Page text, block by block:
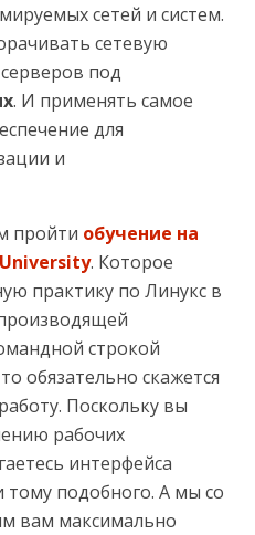
сетей и систем.
сетевую
под
. И применять самое
для
и
пройти обучение на
. Которое
практику по Линукс в
строкой
обязательно скажется
Поскольку вы
рабочих
интерфейса
тому подобного. А мы со
вам максимально